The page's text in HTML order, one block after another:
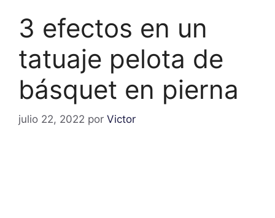
3 efectos en un
tatuaje pelota de
básquet en pierna
julio 22, 2022 por Victor